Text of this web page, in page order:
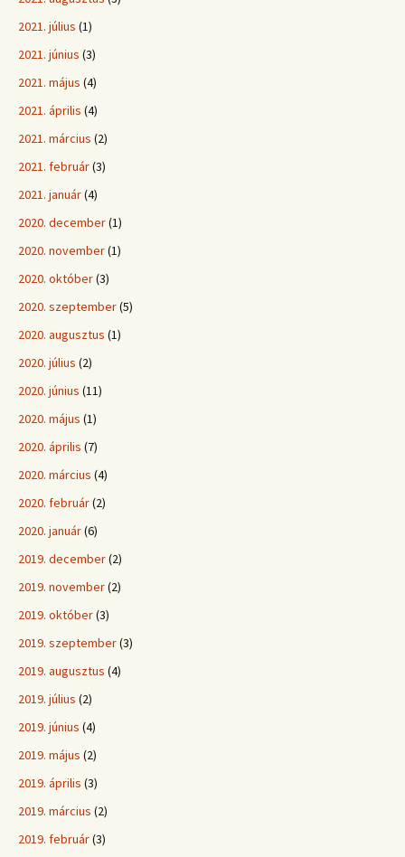
2021. július (1)
2021. június (3)
2021. május (4)
2021. április (4)
2021. március (2)
2021. február(3)
2021. január(4)
2020. december(1)
2020. november(1)
2020. október(3)
2020. szeptember(5)
2020. augusztus (1)
2020. július (2)
2020. június (11)
2020. május (1)
2020. április (7)
2020. március (4)
2020. február(2)
2020. január(6)
2019. december(2)
2019. november(2)
2019. október(3)
2019. szeptember(3)
2019. augusztus (4)
2019. július (2)
2019. június (4)
2019. május (2)
2019. április (3)
2019. március (2)
2019. február(3)